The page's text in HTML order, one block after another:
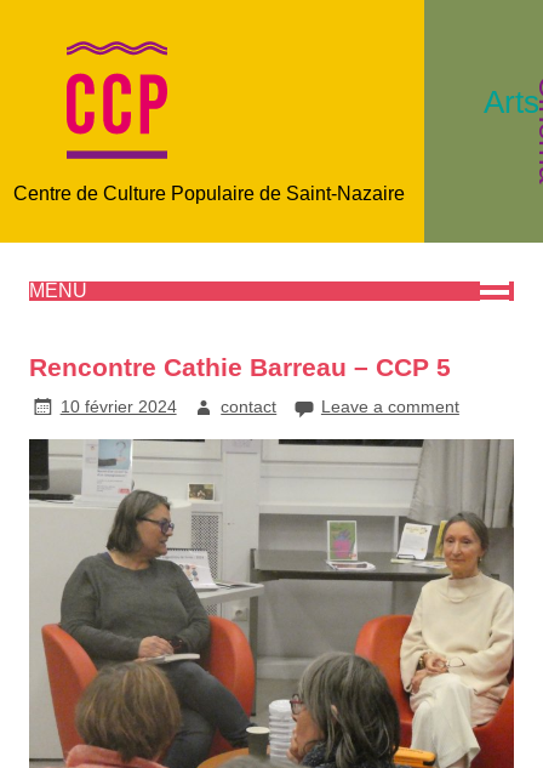
Centre de Culture Populaire de Saint-Nazaire
MENU
Rencontre Cathie Barreau – CCP 5
10 février 2024 contact Leave a comment